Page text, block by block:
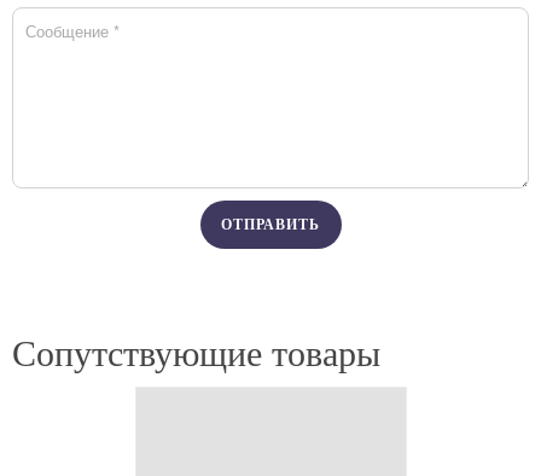
Сопутствующие товары